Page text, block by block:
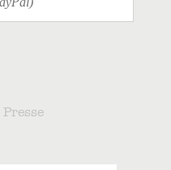
Presse